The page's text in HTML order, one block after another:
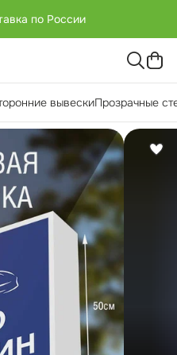
по России
вывескиПрозрачные